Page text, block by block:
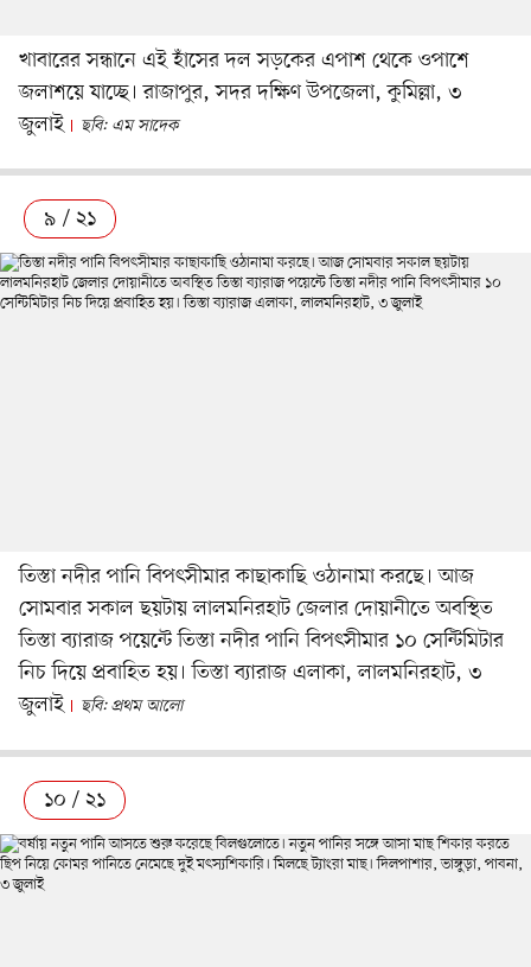
খাবারের সন্ধানে এই হাঁসের দল সড়কের এপাশ থেকে ওপাশে
জলাশয়ে যাচ্ছে। রাজাপুর, সদর দক্ষিণ উপজেলা, কুমিল্লা, ৩
জুলাই
ছবি: এম সাদেক
৯ / ২১
তিস্তা নদীর পানি বিপৎসীমার কাছাকাছি ওঠানামা করছে। আজ
সোমবার সকাল ছয়টায় লালমনিরহাট জেলার দোয়ানীতে অবস্থিত
তিস্তা ব্যারাজ পয়েন্টে তিস্তা নদীর পানি বিপৎসীমার ১০ সেন্টিমিটার
নিচ দিয়ে প্রবাহিত হয়। তিস্তা ব্যারাজ এলাকা, লালমনিরহাট, ৩
জুলাই
ছবি: প্রথম আলো
১০ / ২১